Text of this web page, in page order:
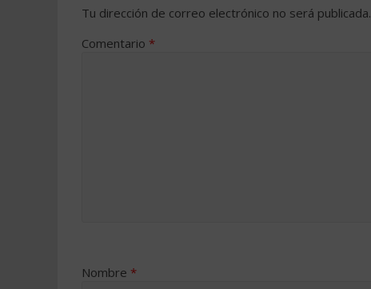
Tu dirección de correo electrónico no será publicada.
Comentario *
Nombre *